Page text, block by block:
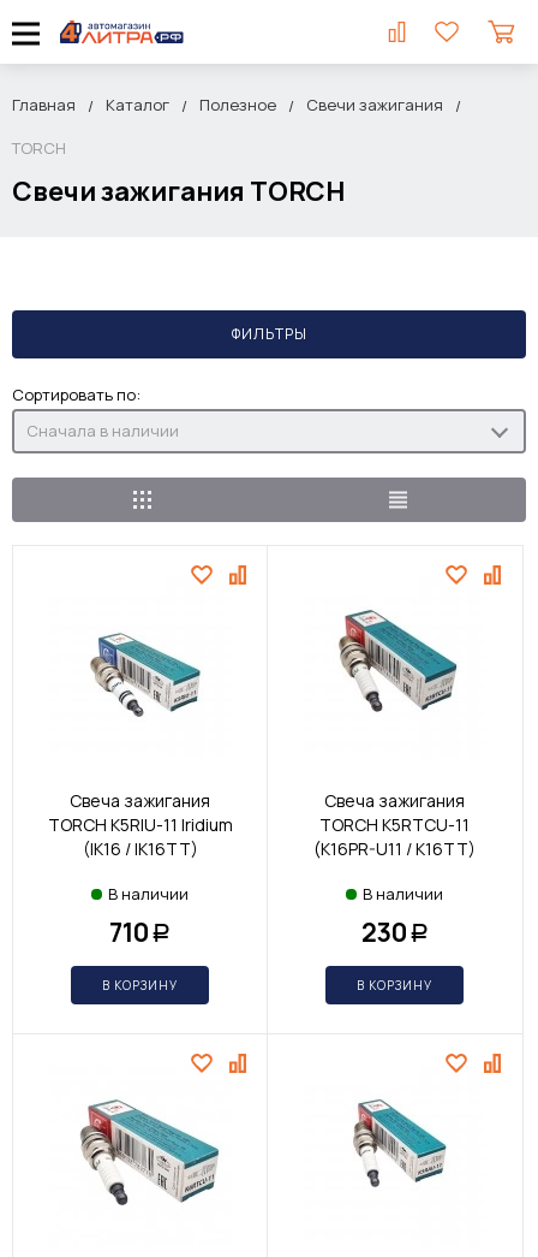
Главная Каталог Полезное
Свечи зажигания
TORCH
Свечи зажигания TORCH
ФИЛЬТРЫ
Сортировать по:
Сначала в наличии
Свеча зажигания
TORCH K5RIU-11 Iridium
(IK16 / IK16TT)
В наличии
710 Р
В КОРЗИНУ
Свеча зажигания
TORCH K5RTCU-11
(K16PR-U11 / K16TT)
В наличии
230 Р
В КОРЗИНУ